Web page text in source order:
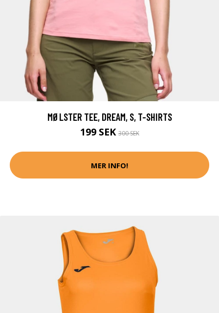
MØLSTER TEE, DREAM, S, T-SHIRTS
199 SEK300 SEK
MER INFO!